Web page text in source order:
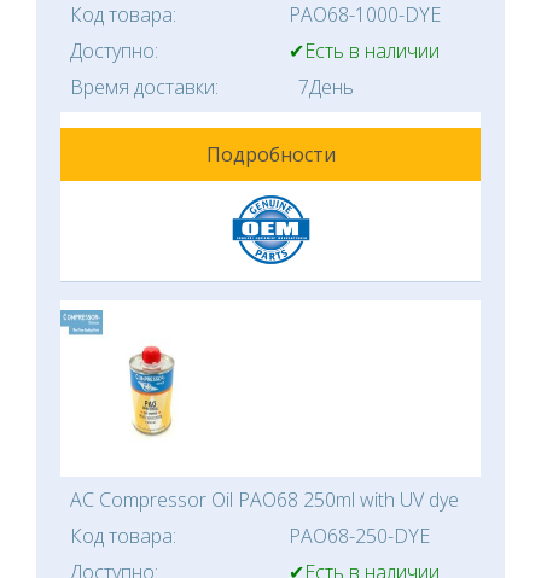
Код товара:
PAO68-1000-DYE
Доступно:
✔Есть в наличии
Время доставки:
7День
Подробности
AC Compressor Oil PAO68 250ml with UV dye
Код товара:
PAO68-250-DYE
Доступно:
✔Есть в наличии